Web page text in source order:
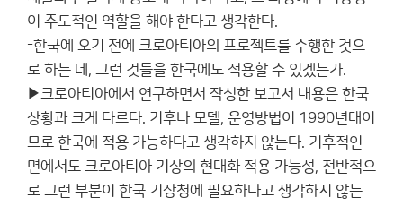
이 주도적인 역할을 해야 한다고 생각한다.
-한국에 오기 전에 크로아티아의 프로젝트를 수행한 것으
로 하는 데, 그런 것들을 한국에도 적용할 수 있겠는가.
▶크로아티아에서 연구하면서 작성한 보고서 내용은 한국
상황과 크게 다르다. 기후나 모델, 운영방법이 1990년대이
므로 한국에 적용 가능하다고 생각하지 않는다. 기후적인
면에서도 크로아티아 기상의 현대화 적용 가능성, 전반적으
로 그런 부분이 한국 기상청에 필요하다고 생각하지 않는